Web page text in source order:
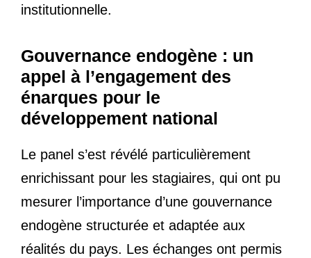
institutionnelle.
Gouvernance endogène : un
appel à l’engagement des
énarques pour le
développement national
Le panel s’est révélé particulièrement
enrichissant pour les stagiaires, qui ont pu
mesurer l’importance d’une gouvernance
endogène structurée et adaptée aux
réalités du pays. Les échanges ont permis